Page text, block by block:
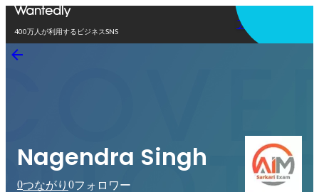
400万人が利用するビジネスSNS
アプリを使う
Nagendra Singh
0つながり 0フォロワー